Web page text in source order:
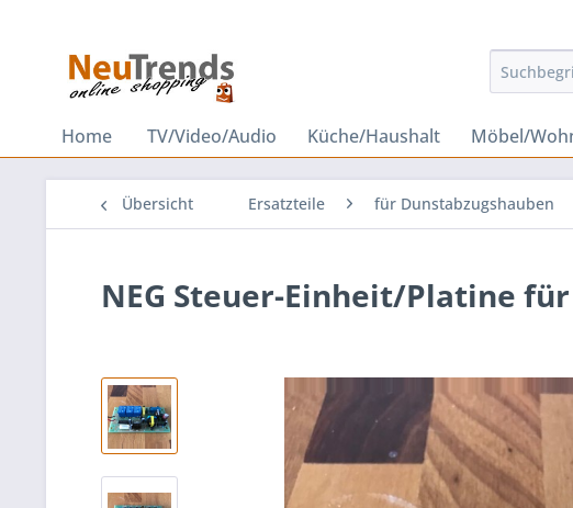
Home TV/Video/Audio Küche/Haushalt Möbel/
Übersicht Ersatzteile für Dunstabzugshauben
NEG Steuer-Einheit/Platine für